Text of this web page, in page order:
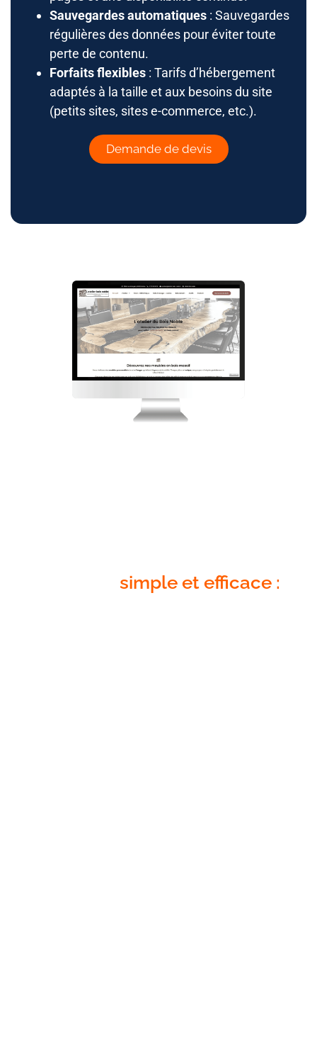
Sauvegardes automatiques : Sauvegardes
régulières des données pour éviter toute
perte de contenu.
Forfaits flexibles : Tarifs d’hébergement
adaptés à la taille et aux besoins du site
(petits sites, sites e-commerce, etc.).
Demande de devis
simple et efficace :